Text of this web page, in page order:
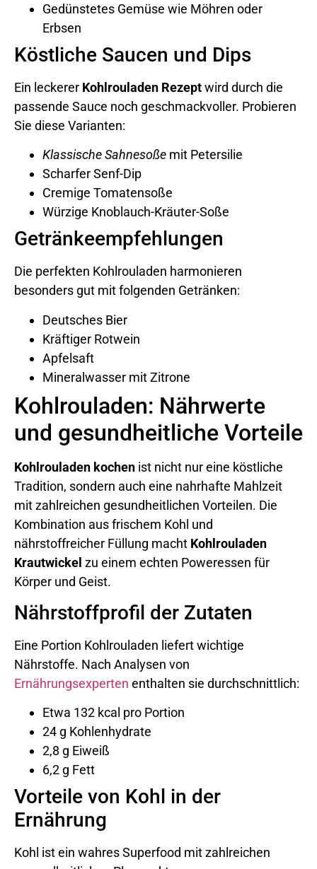
Gedünstetes Gemüse wie Möhren oder
Erbsen
Köstliche Saucen und Dips
Ein leckerer Kohlrouladen Rezeptwird durch die
passende Sauce noch geschmackvoller. Probieren
Sie diese Varianten:
Klassische Sahnesoße mit Petersilie
Scharfer Senf-Dip
Cremige Tomatensoße
Würzige Knoblauch-Kräuter-Soße
Getränkeempfehlungen
Die perfekten Kohlrouladen harmonieren
besonders gut mit folgenden Getränken:
Deutsches Bier
Kräftiger Rotwein
Apfelsaft
Mineralwasser mit Zitrone
Kohlrouladen: Nährwerte
und gesundheitliche Vorteile
Kohlrouladen kochen ist nicht nur eine köstliche
Tradition, sondern auch eine nahrhafte Mahlzeit
mit zahlreichen gesundheitlichen Vorteilen. Die
Kombination aus frischem Kohl und
nährstoffreicher Füllung macht Kohlrouladen
Krautwickel zu einem echten Poweressen für
Körper und Geist.
Nährstoffprofil der Zutaten
Eine Portion Kohlrouladen liefert wichtige
Nährstoffe. Nach Analysen von
Ernährungsexperten enthalten sie durchschnittlich:
Etwa 132 kcal pro Portion
24 g Kohlenhydrate
2,8 g Eiweiß
6,2 g Fett
Vorteile von Kohl in der
Ernährung
Kohl ist ein wahres Superfood mit zahlreichen